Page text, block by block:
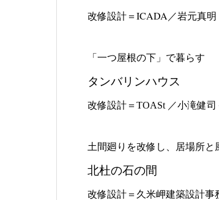
改修設計＝ICADA／岩元真明
「一つ屋根の下」で暮らす
タンバリンハウス
改修設計＝TOASt ／小滝健
土間廻りを改修し、居場所と
北杜の石の間
改修設計＝久米岬建築設計事